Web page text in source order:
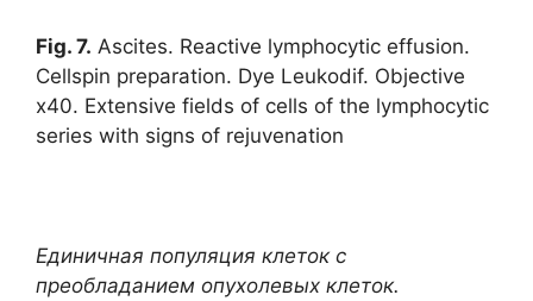
Fig. 7. Ascites. Reactive lymphocytic effusion.
Cellspin preparation. Dye Leukodif. Objective
x40. Extensive fields of cells of the lymphocytic
series with signs of rejuvenation
Единичная популяция клеток с
преобладанием опухолевых клеток.